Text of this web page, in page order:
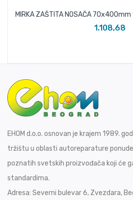
MIRKA ZAŠTITA NOSAČA
1.108,68
EHOM d.o.o. osnovan je krajem 1989.
tržištu u oblasti autoreparature
poznatih svetskih proizvođača koji će
standardima.
Adresa: Severni bulevar 6, Zvezdara,